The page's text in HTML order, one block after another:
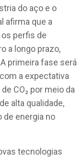
do aço e o
afirma que a
perfis de
a longo prazo,
primeira fase será
a expectativa
CO₂ por meio da
alta qualidade,
de energia no
tecnologias